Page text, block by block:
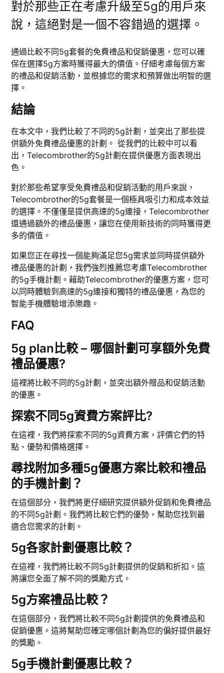
對於那些正在考慮升級至5g的用戶來
說，這絕對是一個不容錯過的選擇。
通過比較不同5g套餐的免費禮品和促銷優惠，您可以確
保在選擇5g方案時獲得最大的價值。仔細考慮每個方案
的禮品和促銷活動，並根據您的需求和預算做出明智的選
擇。
結論
在本文中，我們比較了不同的5g計劃，並突出了那些提
供額外免費禮品優惠的計劃。 從我們的比較中可以看
出，Telecombrother的5g計劃在提供優惠方面表現出
色。
對於那些希望享受免費禮品和促銷活動的用戶來說，
Telecombrother的5g套餐是一個極具吸引力和成本效益
的選擇。不僅僅是提供高速的5g連接，Telecombrother
還通過額外的禮品優惠，讓您在使用新技術的同時獲得更
多的價值。
如果您正在尋找一個能夠滿足您5g需求並同時提供額外
禮品優惠的計劃，我們強烈推薦您考慮Telecombrother
的5g手機計劃。藉助Telecombrother的優惠方案，您可
以同時體驗到高速的5g連接和獨特的禮品優惠，為您的
智能手機體驗增添樂趣。
FAQ
5g plan比較 – 哪個計劃可享額外免費
禮品優惠?
這裡將比較不同的5g計劃，並突出額外贈品和促銷活動
的優惠。
探索不同5g資費方案評比?
在這裡，我們將探索不同的5g資費方案，評價它們的特
點、優勢和價格選擇。
尋找附加多種5g優惠方案比較和禮品
的手機計劃？
在這個部分，我們將更仔細研究提供額外促銷和免費禮品
的不同5g計劃。我們將比較它們的優勢，幫助您找到最
適合您需求的計劃。
5g各家計劃優惠比較？
在這裡，我們將比較不同5g計劃提供的促銷和折扣。這
將讓您全面了解不同的獎勵方式。
5g方案禮品比較？
在這個部分，我們將比較不同5g計劃提供的免費禮品和
促銷優惠。這將幫助您確定哪個計劃為您的偏好提供最好
的獎勵。
5g手機計劃優惠比較？